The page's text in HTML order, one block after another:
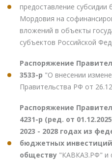
предоставление субсидии
Мордовия на
вложений в объекты
субъектов Российской
Распоряжение
3533-р "О внесении
Правительства РФ от
Распоряжение
4231-р (ред. от
2023 - 2028 годах из
бюджетных
обществу "КАВКАЗ.РФ" и